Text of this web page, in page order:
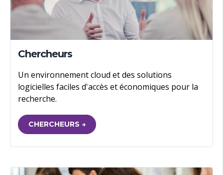
Chercheurs
Un environnement cloud et des solutions
logicielles faciles d'accès et économiques pour la
recherche.
CHERCHEURS →